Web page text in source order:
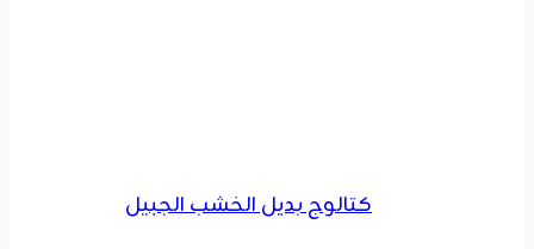
كتالوج بديل الخشب الجبيل